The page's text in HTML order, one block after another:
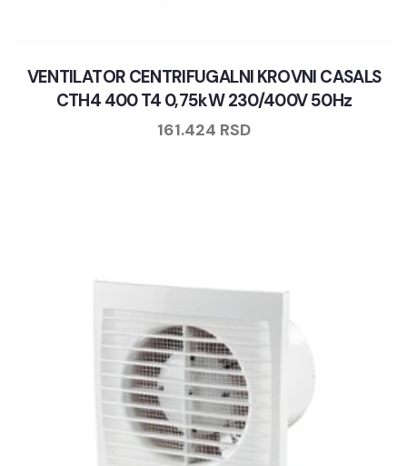
VENTILATOR CENTRIFUGALNI KROVNI CASALS
CTH4 400 T4 0,75kW 230/400V 50Hz
161.424 RSD